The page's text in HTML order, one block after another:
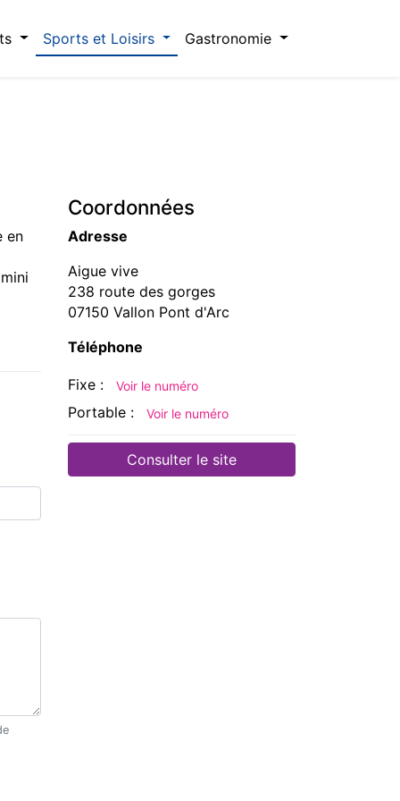
Sports et Loisirs Gastronomie
en
Coordonnées
Adresse
Aigue vive
238 route des gorges
07150 Vallon Pont d'Arc
Téléphone
Fixe : Voir le numéro
Portable : Voir le numéro
Consulter le site